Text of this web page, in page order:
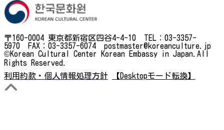
〒160-0004 東京都新宿区四谷4-4-10 TEL：03-3357-
5970 FAX：03-3357-6074 postmaster@koreanculture.jp
©Korean Cultural Center Korean Embassy in Japan.All
Rights Reserved.
利用約款・個人情報処理方針
【Desktopモード転換】